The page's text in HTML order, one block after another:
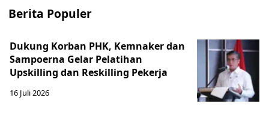
Berita Populer
Dukung Korban PHK, Kemnaker dan
Sampoerna Gelar Pelatihan
Upskilling dan Reskilling Pekerja
16 Juli 2026